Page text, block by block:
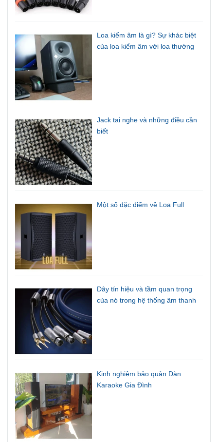
Loa kiểm âm là gì? Sự khác biệt
của loa kiểm âm với loa thường
Jack tai nghe và những điều cần
biết
Một số đặc điểm về Loa Full
Dây tín hiệu và tầm quan trọng
của nó trong hệ thống âm thanh
Kinh nghiệm bảo quản Dàn
Karaoke Gia Đình